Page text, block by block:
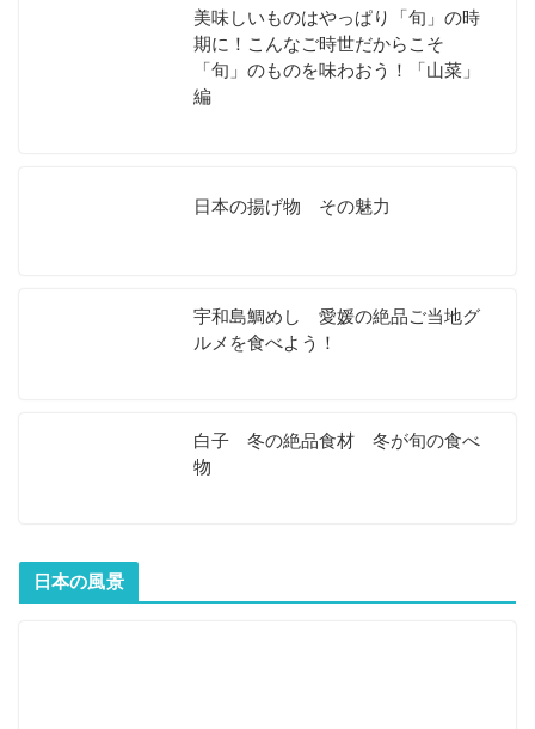
美味しいものはやっぱり「旬」の時
期に！こんなご時世だからこそ
「旬」のものを味わおう！「山菜」
編
日本の揚げ物 その魅力
宇和島鯛めし 愛媛の絶品ご当地グ
ルメを食べよう！
白子 冬の絶品食材 冬が旬の食べ
物
日本の風景